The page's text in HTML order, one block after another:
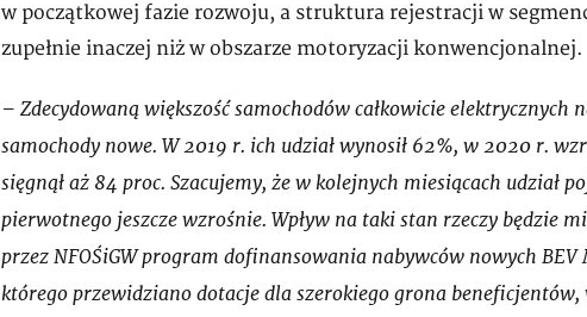
w początkowej fazie rozwoju, a struktura rejestracji w
zupełnie inaczej niż w obszarze motoryzacji konwencjonalnej.
– Zdecydowaną większość samochodów całkowicie elektrycznych
samochody nowe. W 2019 r. ich udział wynosił 62%, w 2020 r.
sięgnął aż 84 proc. Szacujemy, że w kolejnych miesiącach udział
pierwotnego jeszcze wzrośnie. Wpływ na taki stan rzeczy będzie
przez NFOŚiGW program dofinansowania nabywców nowych
którego przewidziano dotacje dla szerokiego grona beneficjentów,